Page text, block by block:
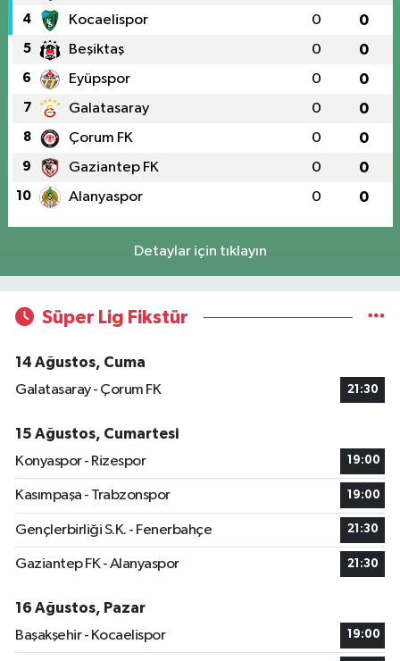
4 Kocaelispor 0 0
5 Beşiktaş 0 0
6 Eyüpspor 0 0
7 Galatasaray 0 0
8 Çorum FK 0 0
9 Gaziantep FK 0 0
10 Alanyaspor 0 0
Detaylar için tıklayın
Süper Lig Fikstür
14 Ağustos, Cuma
Galatasaray - Çorum FK
21:30
15 Ağustos, Cumartesi
Konyaspor - Rizespor
19:00
Kasımpaşa - Trabzonspor 19:00
Gençlerbirliği S.K. - Fenerbahçe 21:30
Gaziantep FK - Alanyaspor 21:30
16 Ağustos, Pazar
Başakşehir - Kocaelispor
19:00